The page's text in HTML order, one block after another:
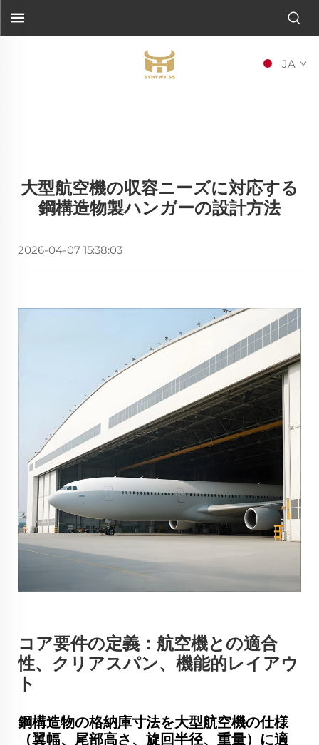
JA
大型航空機の収容ニーズに対応する
鋼構造物製ハンガーの設計方法
2026-04-07 15:38:03
コア要件の定義：航空機との適合
性、クリアスパン、機能的レイアウ
ト
鋼構造物の格納庫寸法を大型航空機の仕様
（翼幅、尾部高さ、旋回半径、重量）に適